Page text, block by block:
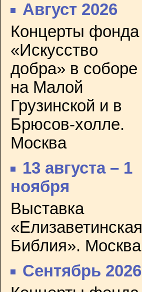
Август 2026
Концерты фонда
«Искусство
добра» в соборе
на Малой
Грузинской и в
Брюсов-холле.
Москва
13 августа – 1
ноября
Выставка
«Елизаветинская
Библия». Москва
Сентябрь 2026